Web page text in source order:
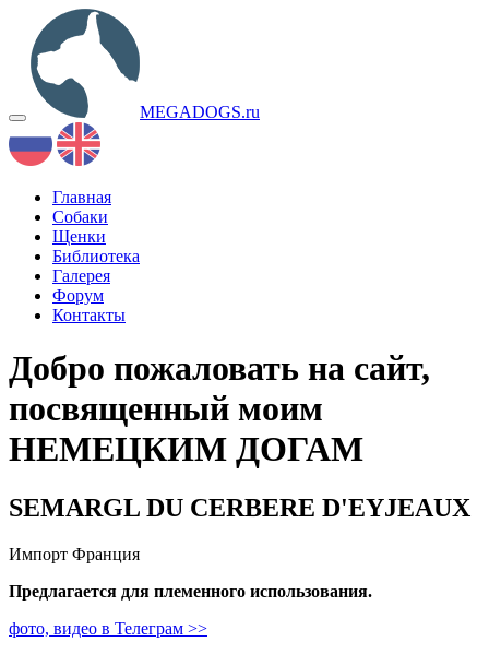
Toggle
navigation
MEGADOGS.ru
Главная
Собаки
Щенки
Библиотека
Галерея
Форум
Контакты
Добро пожаловать на сайт,
посвященный моим
НЕМЕЦКИМ ДОГАМ
SEMARGL DU CERBERE D'EYJEAUX
Импорт Франция
Предлагается для племенного использования.
фото, видео в Телеграм >>